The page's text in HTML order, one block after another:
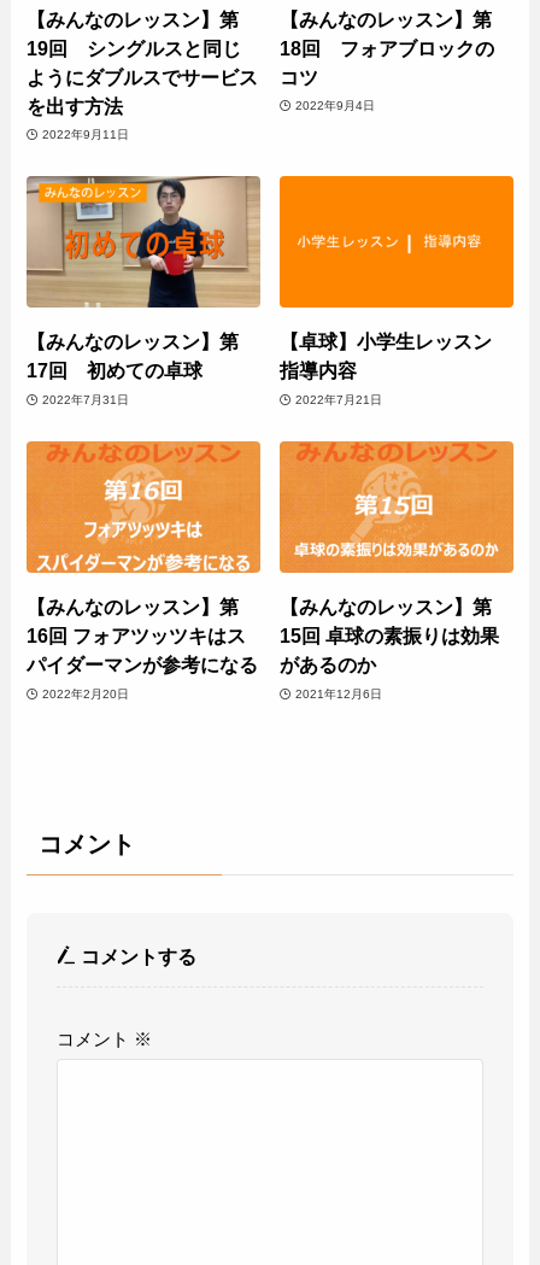
【みんなのレッスン】第
19回 シングルスと同じ
ようにダブルスでサービス
を出す方法
2022年9月11日
【みんなのレッスン】第
18回 フォアブロックの
コツ
2022年9月4日
【みんなのレッスン】第
17回 初めての卓球
2022年7月31日
【卓球】小学生レッスン
指導内容
2022年7月21日
【みんなのレッスン】第
16回 フォアツッツキはス
パイダーマンが参考になる
2022年2月20日
【みんなのレッスン】第
15回 卓球の素振りは効果
があるのか
2021年12月6日
コメント
コメントする
コメント ※